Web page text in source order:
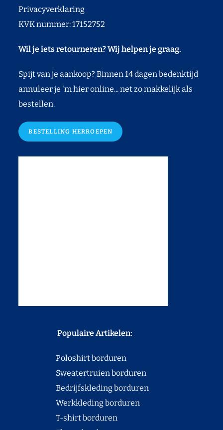
Privacyverklaring
KVK nummer: 17152752
Wil je iets retourneren? Wij helpen je graag.
Spijt van je aankoop? Binnen 14 dagen bedenktijd
annuleer je 'm hier online... net zo makkelijk als
bestellen.
BESTELLING HERROEPEN
Populaire Artikelen:
Poloshirt borduren
Sweatertruien borduren
Bedrijfskleding borduren
Werkkleding borduren
T-shirt borduren